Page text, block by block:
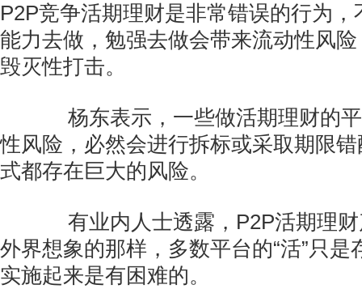
P2P竞争活期理财是非常错误的行为
能力去做，勉强去做会带来流动性风
毁灭性打击。
杨东表示，一些做活期理财的平
性风险，必然会进行拆标或采取期限
式都存在巨大的风险。
有业内人士透露，P2P活期理财
外界想象的那样，多数平台的“活”只是
实施起来是有困难的。